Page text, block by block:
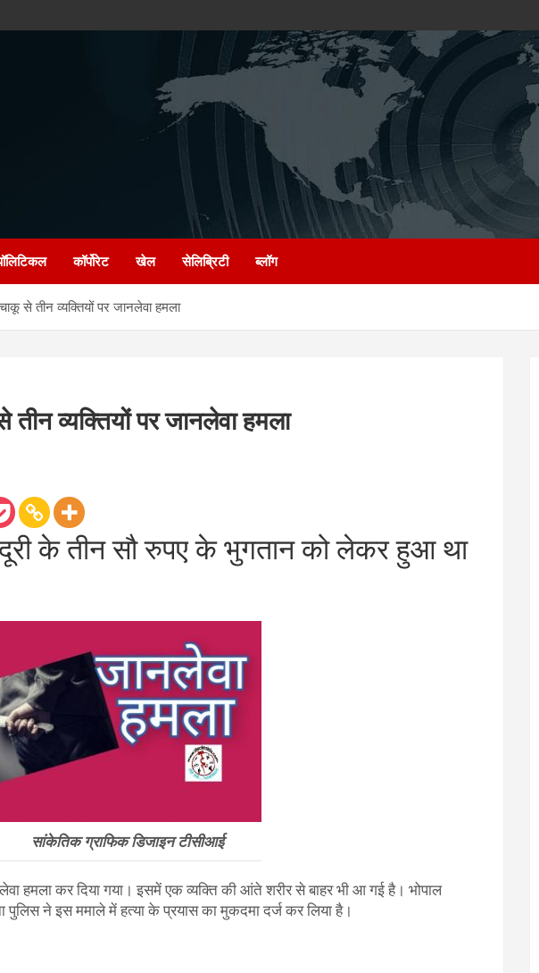
कॉर्पोरेट खेल सेलिब्रिटी ब्लॉग
से तीन व्यक्तियों पर जानलेवा हमला
व्यक्तियों पर जानलेवा हमला
के तीन सौ रुपए के भुगतान को लेकर हुआ था
सांकेतिक ग्राफिक डिजाइन टीसीआई
हमला कर दिया गया। इसमें एक व्यक्ति की आंते शरीर से बाहर भी आ गई है। भोपाल
ने इस ममाले में हत्या के प्रयास का मुकदमा दर्ज कर लिया है।